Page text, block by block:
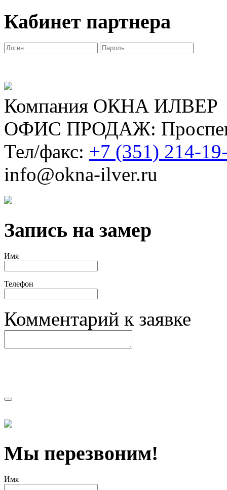
Кабинет партнера
Компания ОКНА ИЛВЕР
ОФИС ПРОДАЖ:
Тел/факс: +7 (351) 214-
info@okna-ilver.ru
Запись на замер
Имя
Телефон
Комментарий к заявке
Мы перезвоним!
Имя